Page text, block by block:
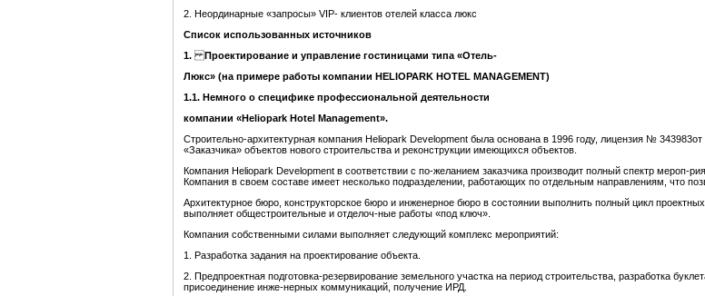
2. Неординарные «запросы» VIP- клиентов отелей класса люкс
Список использованных источников
1.
Проектирование и управление гостиницами типа «Отель-
Люкс» (на примере работы компании HELIOPARK HOTEL MANAGEMENT)
1.1. Немного о специфике профессиональной деятельности
компании «Heliopark Hotel Management».
Строительно-архитектурная компания Heliopark Development была основана в 1996 году, лицензия №
«Заказчика» объектов нового строительства и реконструкции имеющихся объектов.
Компания Heliopark Development в соответствии с по-желанием заказчика производит полный спектр мероп-
Компания в своем составе имеет несколько подразделении, работающих по отдельным направлениям, что
Архитектурное бюро, конструкторское 6юро и инженерное бюро в состоянии выполнить полный цикл
выполняет общестроительные и отделоч-ные работы «под ключ».
Компания собственными силами выполняет следующий комплекс мероприятий:
1. Разработка задания на проектирование объекта.
2. Предпроектная подготовка-резервирование земельного участка на период строительства, разработка
присоединение инже-нерных коммуникаций, получение ИРД.